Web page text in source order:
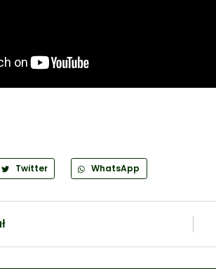
Twitter WhatsApp